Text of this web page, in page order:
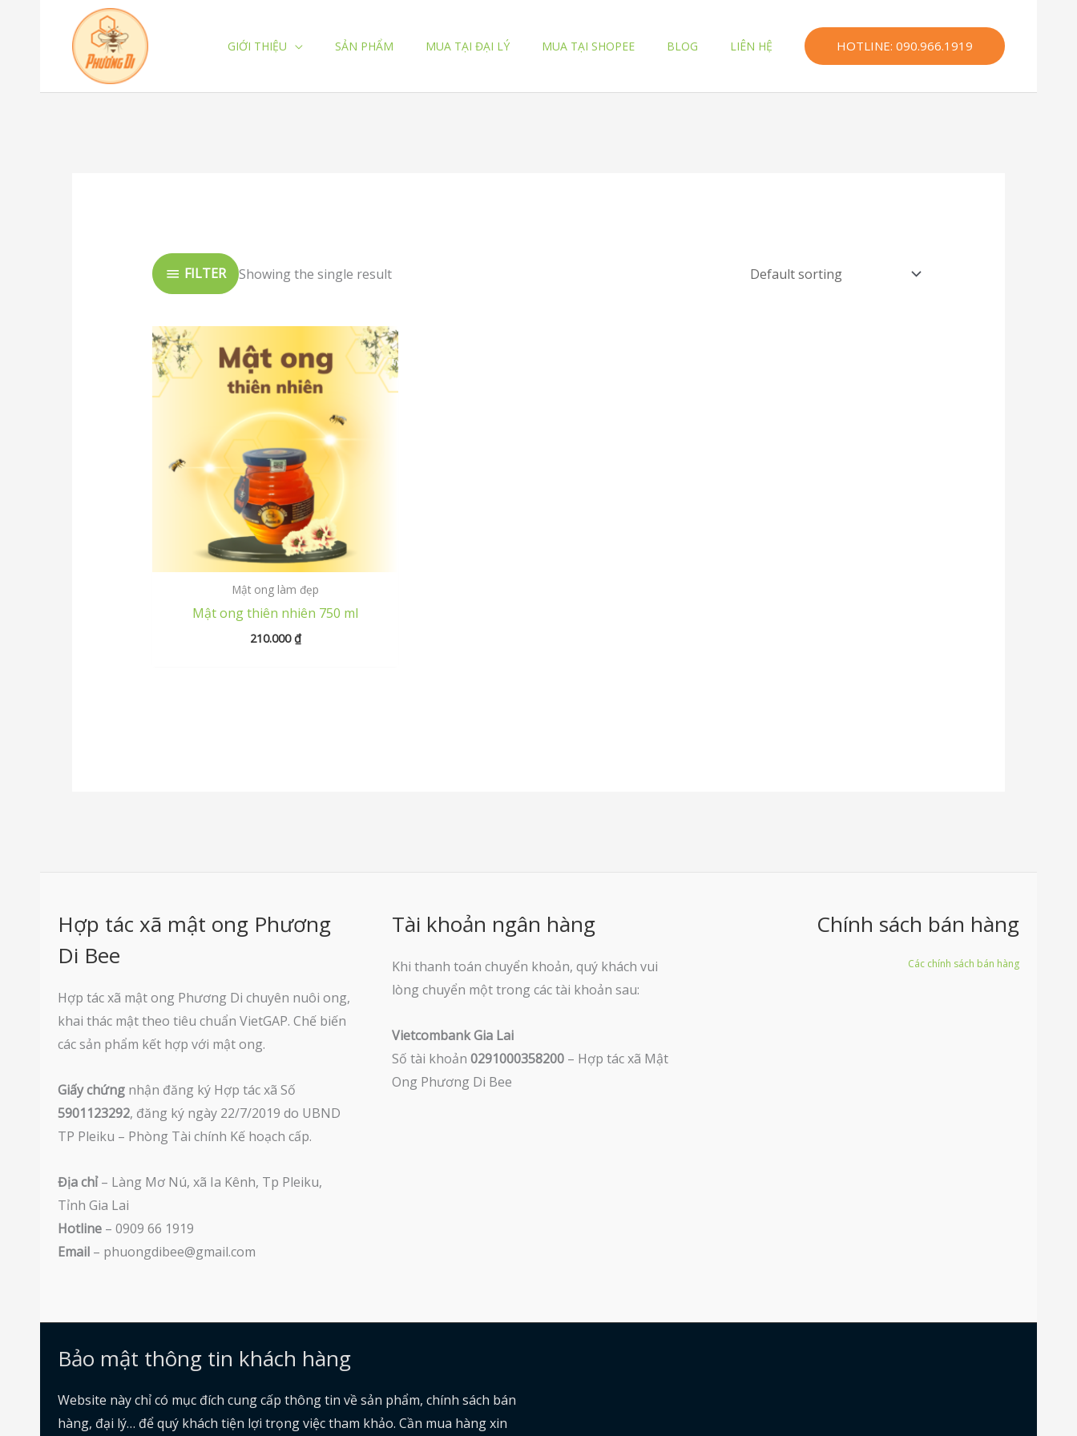
content
GIỚI THIỆU SẢN PHẨM MUA TẠI ĐẠI LÝ MUA TẠI SHOPEE BLOG LIÊN HỆ HOTLINE: 090.966.1919
FILTER Showing the single result
Mật ong làm đẹp
Mật ong thiên nhiên 750 ml
210.000₫
Hợp tác xã mật ong Phương
Di Bee
Hợp tác xã mật ong Phương Di chuyên nuôi ong,
khai thác mật theo tiêu chuẩn VietGAP. Chế biến
các sản phẩm kết hợp với mật ong.
Giấy chứng nhận đăng ký Hợp tác xã Số
5901123292, đăng ký ngày 22/7/2019 do UBND
TP Pleiku – Phòng Tài chính Kế hoạch cấp.
Địa chỉ– Làng Mơ Nú, xã Ia Kênh, Tp Pleiku,
Tỉnh Gia Lai
Hotline – 0909 66 1919
Email – phuongdibee@gmail.com
Tài khoản ngân hàng
Khi thanh toán chuyển khoản, quý khách vui
lòng chuyển một trong các tài khoản sau:
Vietcombank Gia Lai
Số tài khoản 0291000358200– Hợp tác xã Mật
Ong Phương Di Bee
Chính sách bán hàng
Các chính sách bán hàng
Bảo mật thông tin khách hàng
Website này chỉ có mục đích cung cấp thông tin về sản phẩm, chính sách bán
hàng, đại lý… để quý khách tiện lợi trọng việc tham khảo. Cần mua hàng xin